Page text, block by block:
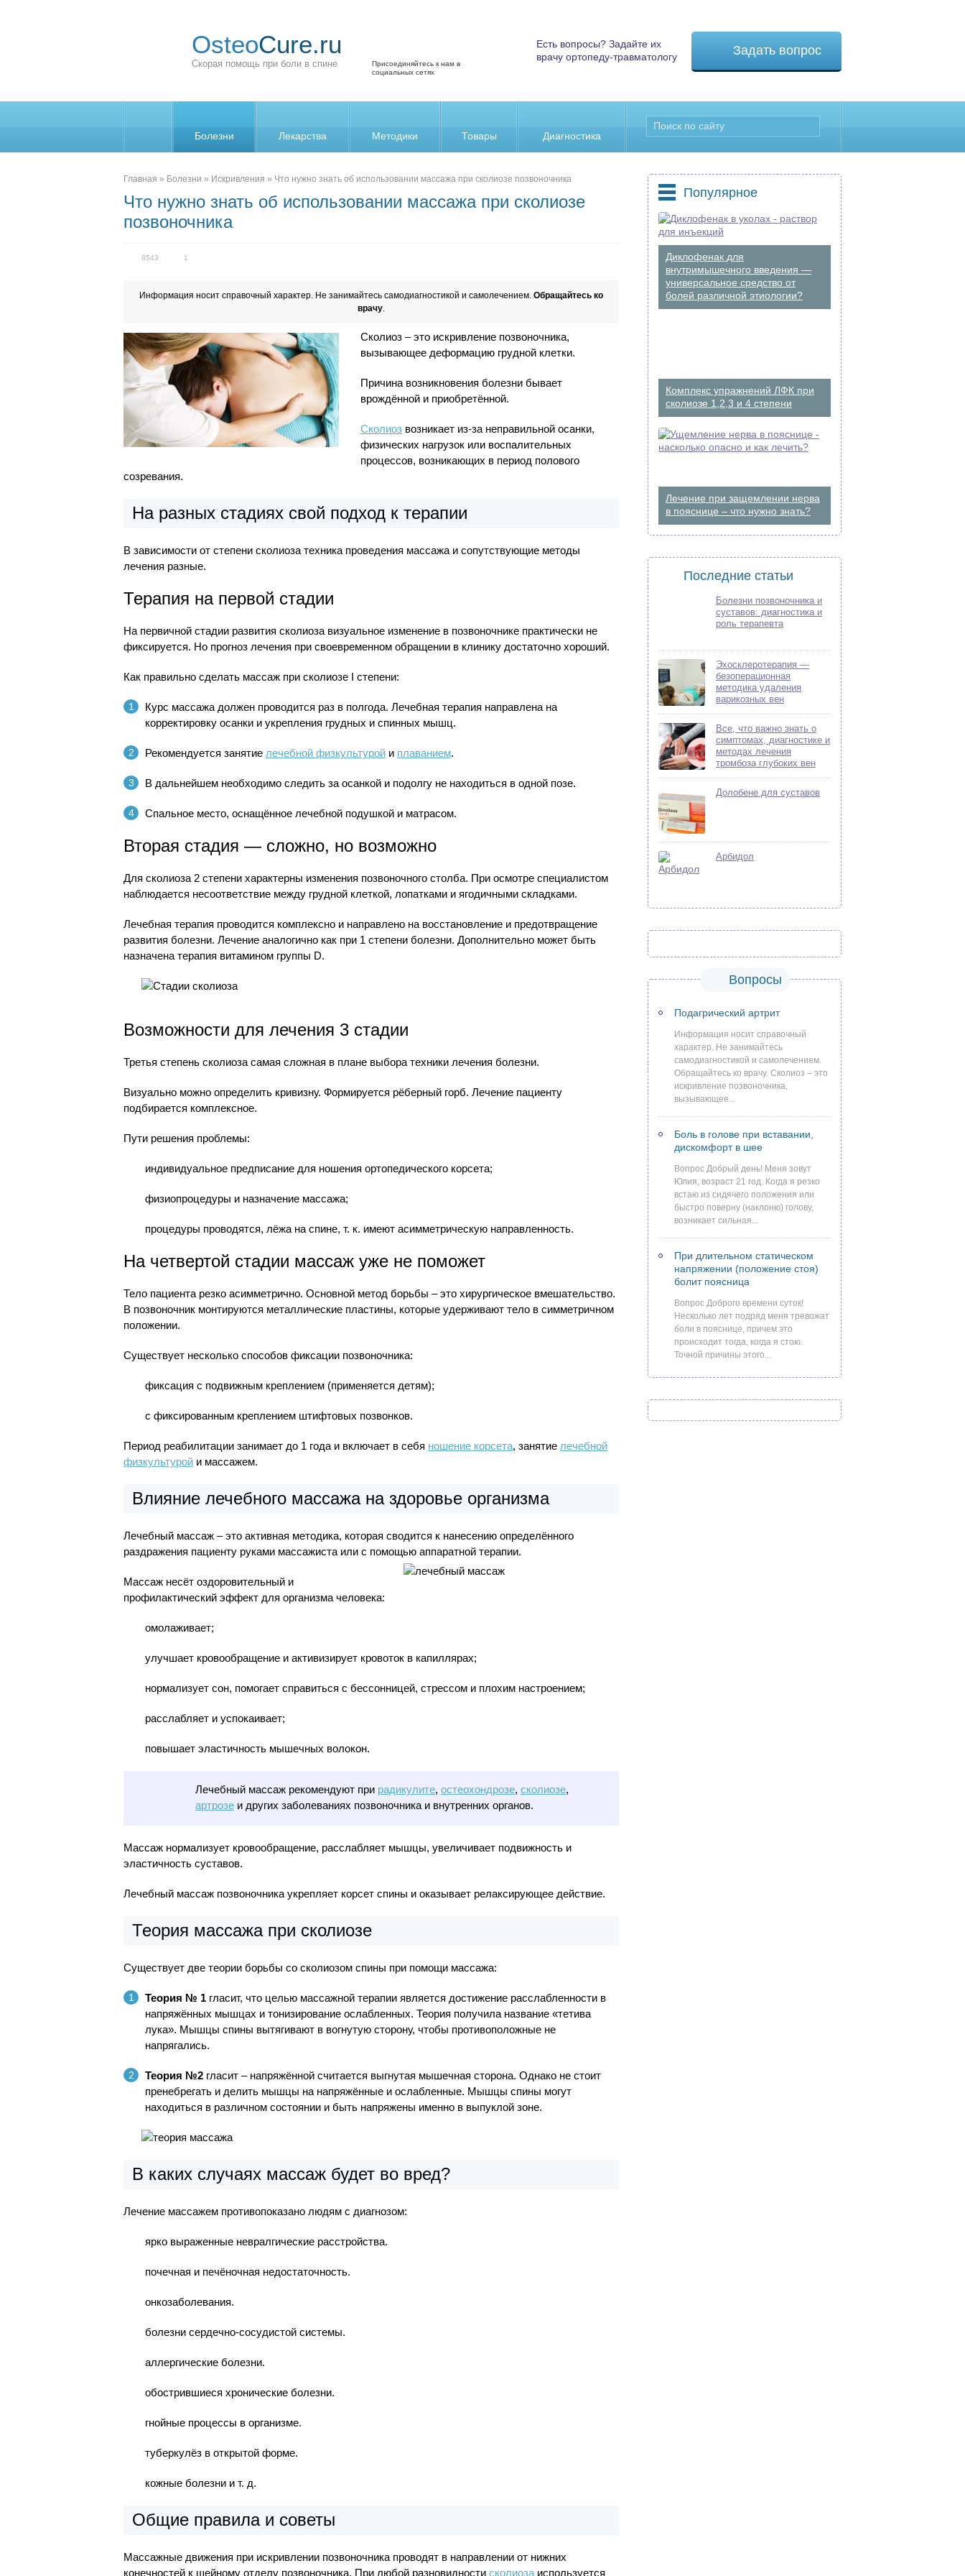
OsteoCure.ru
Скорая помощь при боли в спине
Присоединяйтесь к нам в
социальных сетях
Есть вопросы? Задайте их
врачу ортопеду-травматологу
Задать вопрос
Болезни Лекарства Методики Товары Диагностика
Главная » Болезни » Искривления » Что нужно знать об использовании массажа при сколиозе позвоночника
Что нужно знать об использовании массажа при сколиозе
позвоночника
8543 1
Информация носит справочный характер. Не занимайтесь самодиагностикой и самолечением. Обращайтесь ко
врачу.
Сколиоз – это искривление позвоночника,
вызывающее деформацию грудной клетки.
Причина возникновения болезни бывает
врождённой и приобретённой.
Сколиоз возникает из-за неправильной осанки,
физических нагрузок или воспалительных
процессов, возникающих в период полового
созревания.
На разных стадиях свой подход к терапии
В зависимости от степени сколиоза техника проведения массажа и сопутствующие методы
лечения разные.
Терапия на первой стадии
На первичной стадии развития сколиоза визуальное изменение в позвоночнике практически не
фиксируется. Но прогноз лечения при своевременном обращении в клинику достаточно хороший.
Как правильно сделать массаж при сколиозе I степени:
Курс массажа должен проводится раз в полгода. Лечебная терапия направлена на
корректировку осанки и укрепления грудных и спинных мышц.
Рекомендуется занятие лечебной физкультурой и плаванием.
В дальнейшем необходимо следить за осанкой и подолгу не находиться в одной позе.
Спальное место, оснащённое лечебной подушкой и матрасом.
Вторая стадия — сложно, но возможно
Для сколиоза 2 степени характерны изменения позвоночного столба. При осмотре специалистом
наблюдается несоответствие между грудной клеткой, лопатками и ягодичными складками.
Лечебная терапия проводится комплексно и направлено на восстановление и предотвращение
развития болезни. Лечение аналогично как при 1 степени болезни. Дополнительно может быть
назначена терапия витамином группы D.
Возможности для лечения 3 стадии
Третья степень сколиоза самая сложная в плане выбора техники лечения болезни.
Визуально можно определить кривизну. Формируется рёберный горб. Лечение пациенту
подбирается комплексное.
Пути решения проблемы:
индивидуальное предписание для ношения ортопедического корсета;
физиопроцедуры и назначение массажа;
процедуры проводятся, лёжа на спине, т. к. имеют асимметрическую направленность.
На четвертой стадии массаж уже не поможет
Тело пациента резко асимметрично. Основной метод борьбы – это хирургическое вмешательство.
В позвоночник монтируются металлические пластины, которые удерживают тело в симметричном
положении.
Существует несколько способов фиксации позвоночника:
фиксация с подвижным креплением (применяется детям);
с фиксированным креплением штифтовых позвонков.
Период реабилитации занимает до 1 года и включает в себя ношение корсета, занятие лечебной
физкультурой и массажем.
Влияние лечебного массажа на здоровье организма
Лечебный массаж – это активная методика, которая сводится к нанесению определённого
раздражения пациенту руками массажиста или с помощью аппаратной терапии.
Массаж несёт оздоровительный и
профилактический эффект для организма человека:
омолаживает;
улучшает кровообращение и активизирует кровоток в капиллярах;
нормализует сон, помогает справиться с бессонницей, стрессом и плохим настроением;
расслабляет и успокаивает;
повышает эластичность мышечных волокон.
Лечебный массаж рекомендуют при радикулите, остеохондрозе, сколиозе,
артрозе и других заболеваниях позвоночника и внутренних органов.
Массаж нормализует кровообращение, расслабляет мышцы, увеличивает подвижность и
эластичность суставов.
Лечебный массаж позвоночника укрепляет корсет спины и оказывает релаксирующее действие.
Теория массажа при сколиозе
Существует две теории борьбы со сколиозом спины при помощи массажа:
Теория № 1 гласит, что целью массажной терапии является достижение расслабленности в
напряжённых мышцах и тонизирование ослабленных. Теория получила название «тетива
лука». Мышцы спины вытягивают в вогнутую сторону, чтобы противоположные не
напрягались.
Теория №2 гласит – напряжённой считается выгнутая мышечная сторона. Однако не стоит
пренебрегать и делить мышцы на напряжённые и ослабленные. Мышцы спины могут
находиться в различном состоянии и быть напряжены именно в выпуклой зоне.
В каких случаях массаж будет во вред?
Лечение массажем противопоказано людям с диагнозом:
ярко выраженные невралгические расстройства.
почечная и печёночная недостаточность.
онкозаболевания.
болезни сердечно-сосудистой системы.
аллергические болезни.
обострившиеся хронические болезни.
гнойные процессы в организме.
туберкулёз в открытой форме.
кожные болезни и т. д.
Общие правила и советы
Массажные движения при искривлении позвоночника проводят в направлении от нижних
конечностей к шейному отделу позвоночника. При любой разновидности сколиоза используется
Популярное
Диклофенак для
внутримышечного введения —
универсальное средство от
болей различной этиологии?
Комплекс упражнений ЛФК при
сколиозе 1,2,3 и 4 степени
Лечение при защемлении нерва
в пояснице – что нужно знать?
Последние статьи
Болезни позвоночника и
суставов: диагностика и
роль терапевта
Эхосклеротерапия —
безоперационная
методика удаления
варикозных вен
Все, что важно знать о
симптомах, диагностике и
методах лечения
тромбоза глубоких вен
Долобене для суставов
Арбидол
Вопросы
Подагрический артрит
Информация носит справочный
характер. Не занимайтесь
самодиагностикой и самолечением.
Обращайтесь ко врачу. Сколиоз – это
искривление позвоночника,
вызывающее...
Боль в голове при вставании,
дискомфорт в шее
Вопрос Добрый день! Меня зовут
Юлия, возраст 21 год. Когда я резко
встаю из сидячего положения или
быстро поверну (наклоню) голову,
возникает сильная...
При длительном статическом
напряжении (положение стоя)
болит поясница
Вопрос Доброго времени суток!
Несколько лет подряд меня тревожат
боли в пояснице, причем это
происходит тогда, когда я стою.
Точной причины этого...